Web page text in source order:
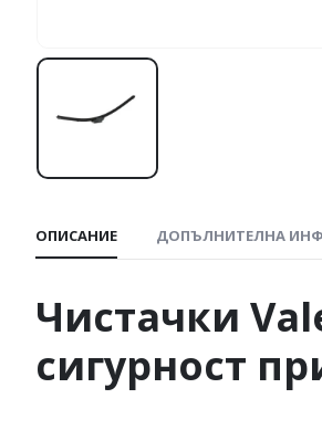
ОПИСАНИЕ ДОПЪЛНИТЕЛНА
Чистачки
сигурност